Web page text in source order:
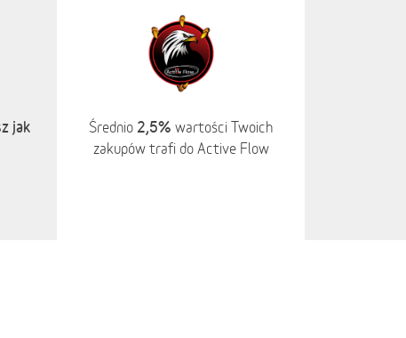
jak
Średnio 2,5% wartości Twoich
zakupów trafi do Active Flow